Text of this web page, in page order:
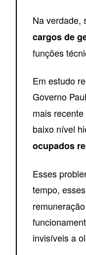
Na verdade,
cargos de
funções
Em estudo
Governo
mais recente
baixo nível
ocupados
Esses
tempo,
invisíveis a